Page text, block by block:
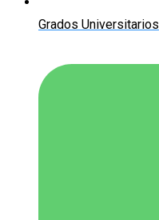
Grados Universitarios